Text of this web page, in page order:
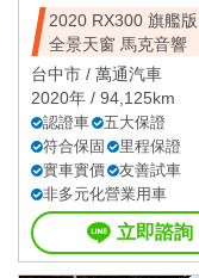
2020 RX300 旗艦
全景天窗 馬克音響
台中市 / 萬通汽車
2020年 / 94,125km
認證車
五大保證
符合保固
里程保證
實車實價
友善試車
非多元化營業用車
立即諮詢